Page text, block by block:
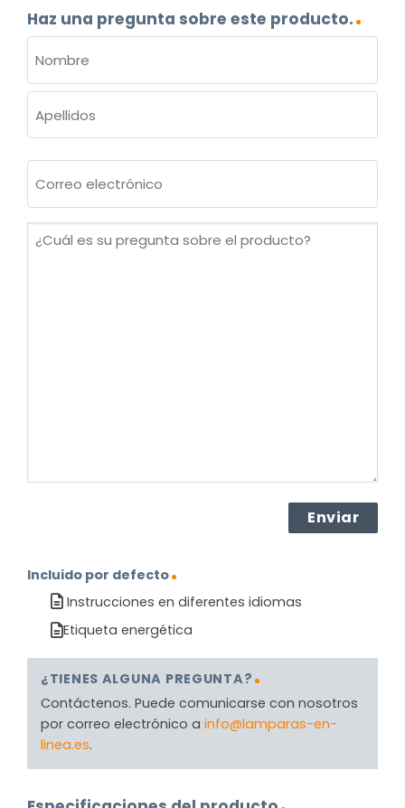
Haz una pregunta sobre este producto.
(OBLIGATORIO)
Nombre
electrónico
¿Cuál
Incluido por defecto
Instrucciones en diferentes idiomas
Etiqueta energética
¿TIENES ALGUNA PREGUNTA?
Contáctenos. Puede comunicarse con nosotros
por correo electrónico a info@lamparas-en-
linea.es.